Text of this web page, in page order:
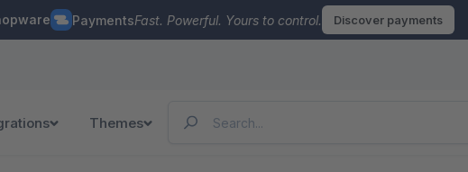
PaymentsFast. Powerful. Yours to control. Discover payments
Themes